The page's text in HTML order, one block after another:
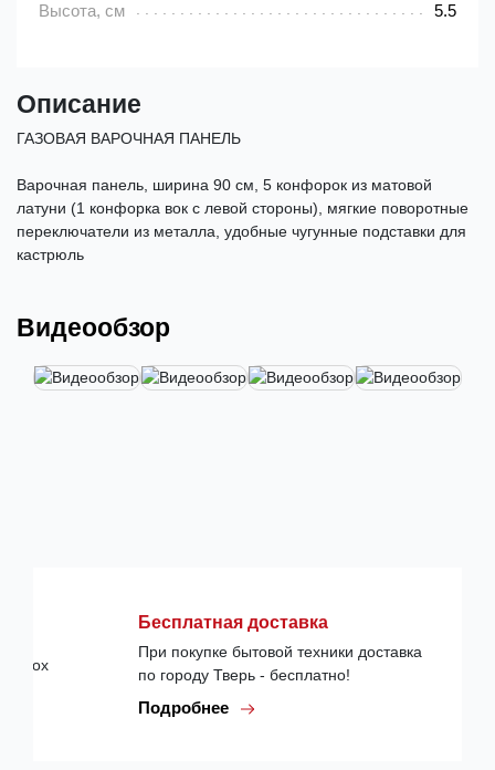
Высота, см
5.5
Описание
ГАЗОВАЯ ВАРОЧНАЯ ПАНЕЛЬ
Варочная панель, ширина 90 см, 5 конфорок из матовой
латуни (1 конфорка вок с левой стороны), мягкие поворотные
переключатели из металла, удобные чугунные подставки для
кастрюль
Видеообзор
Бесплатная доставка
При покупке бытовой техники доставка
по городу Тверь - бесплатно!
Подробнее